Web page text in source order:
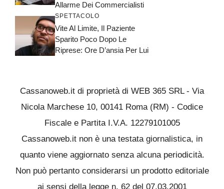
Allarme Dei Commercialisti
SPETTACOLO
Vite Al Limite, Il Paziente
Sparito Poco Dopo Le
Riprese: Ore D’ansia Per Lui
Cassanoweb.it di proprietà di WEB 365 SRL - Via
Nicola Marchese 10, 00141 Roma (RM) - Codice
Fiscale e Partita I.V.A. 12279101005
Cassanoweb.it non è una testata giornalistica, in
quanto viene aggiornato senza alcuna periodicità.
Non può pertanto considerarsi un prodotto editoriale
ai sensi della legge n. 62 del 07.03.2001